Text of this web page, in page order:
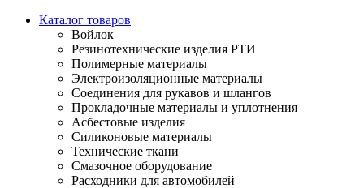
Каталог товаров
Войлок
Резинотехнические изделия РТИ
Полимерные материалы
Электроизоляционные материалы
Соединения для рукавов и шлангов
Прокладочные материалы и уплотнения
Асбестовые изделия
Силиконовые материалы
Технические ткани
Смазочное оборудование
Расходники для автомобилей